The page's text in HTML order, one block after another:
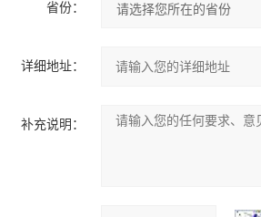
省份：
详细地址：
补充说明：